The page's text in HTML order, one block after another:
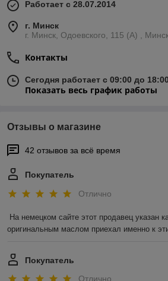
Работает с 28.07.2014
г. Минск
г. Минск, Одоевского, 115 (А) ,
Контакты
Сегодня работает с 09:00 до 18:00
Показать весь график работы
Отзывы о магазине
42 отзывов за всё время
Покупатель
Отлично
На немецком сайте этот продавец указан
оригинальным маслом приехал именно к
Покупатель
Отлично